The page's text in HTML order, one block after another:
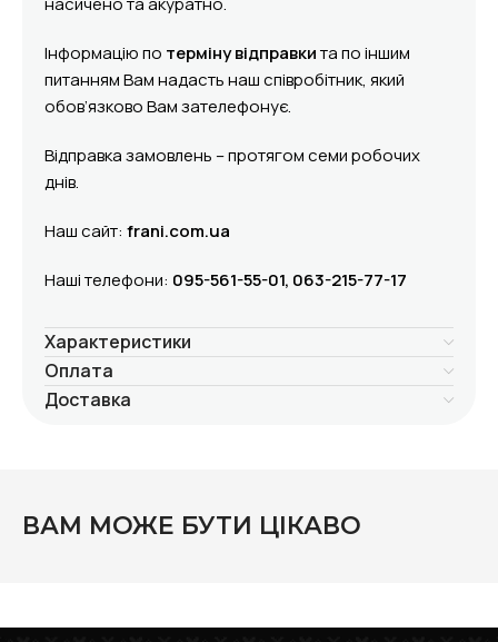
Інформацію по терміну відправкита по іншим
питанням Вам надасть наш співробітник, який
обов’язково Вам зателефонує.
Відправка замовлень – протягом семи робочих
днів.
Наш сайт: frani.com.ua
Нашi телефони: 095-561-55-01, 063-215-77-17
Характеристики
Оплата
Доставка
ВАМ МОЖЕ БУТИ ЦІКАВО